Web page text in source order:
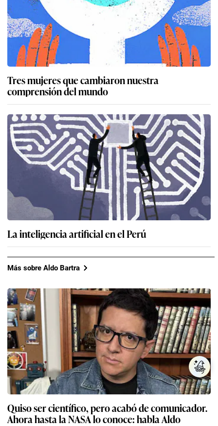
Tres mujeres que cambiaron nuestra
comprensión del mundo
La inteligencia artificial en el Perú
Más sobre Aldo Bartra
Quiso ser científico, pero acabó de comunicador.
Ahora hasta la NASA lo conoce: habla Aldo